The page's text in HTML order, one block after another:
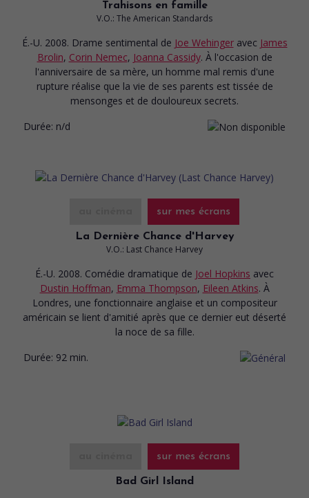
Trahisons en famille
V.O.: The American Standards
É.-U. 2008. Drame sentimental de Joe Wehinger avec James
Brolin, Corin Nemec, Joanna Cassidy. À l'occasion de
l'anniversaire de sa mère, un homme mal remis d'une
rupture réalise que la vie de ses parents est tissée de
mensonges et de douloureux secrets.
Durée: n/d
sur mes écrans
La Dernière Chance d'Harvey
V.O.: Last Chance Harvey
É.-U. 2008. Comédie dramatique de Joel Hopkins avec
Dustin Hoffman, Emma Thompson, Eileen Atkins. À
Londres, une fonctionnaire anglaise et un compositeur
américain se lient d'amitié après que ce dernier eut déserté
la noce de sa fille.
Durée: 92 min.
sur mes écrans
Bad Girl Island